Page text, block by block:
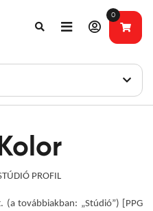
0
PROFIL
(a továbbiakban: „Stúdió”) [PPG